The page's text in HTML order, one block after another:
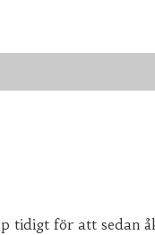
tidigt för att sedan